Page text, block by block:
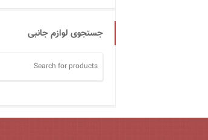
جستجوی لوازم جانبی